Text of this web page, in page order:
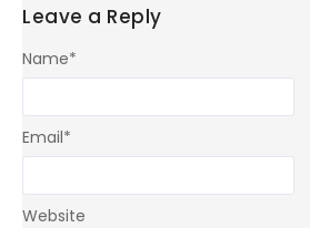
Leave a Reply
Name*
Email*
Website